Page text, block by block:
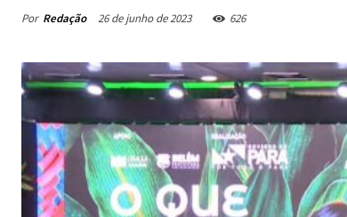
Por Redação 26 de junho de 2023 626